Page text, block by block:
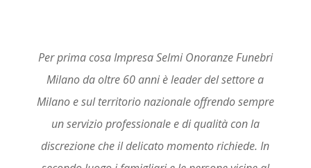
Per prima cosa Impresa Selmi Onoranze Funebri
Milano da oltre 60 anni è leader del settore a
Milano e sul territorio nazionale offrendo sempre
un servizio professionale e di qualità con la
discrezione che il delicato momento richiede. In